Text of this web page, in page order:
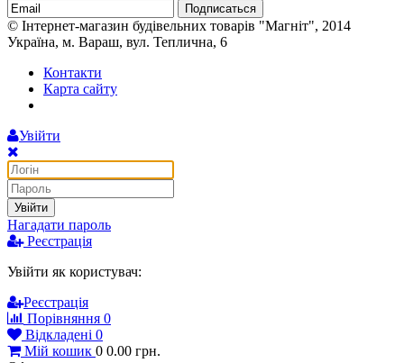
Подписаться
© Інтернет-магазин будівельних товарів "Магніт", 2014
Україна, м. Вараш, вул. Теплична, 6
Контакти
Карта сайту
Увійти
Увійти
Нагадати пароль
Реєстрація
Увійти як користувач:
Реєстрація
Порівняння 0
Відкладені 0
Мій кошик 0 0.00 грн.